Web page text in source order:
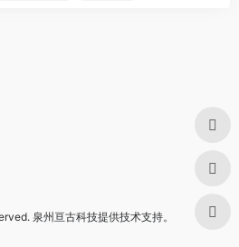
泉州亘古科技提供技术支持。